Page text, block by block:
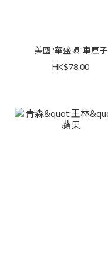
美國"華盛頓"車厘子
HK$78.00